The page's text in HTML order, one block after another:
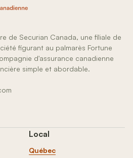
de Securian Canada, une filiale de
figurant au palmarès Fortune
d'assurance canadienne
simple et abordable.
Local
Québec